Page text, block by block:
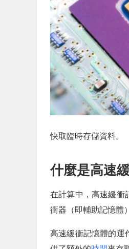
快取臨時存儲資料。
什麼是高速
在計算中，高速緩衝
衝器（即輔助記憶體
高速緩衝記憶體的運